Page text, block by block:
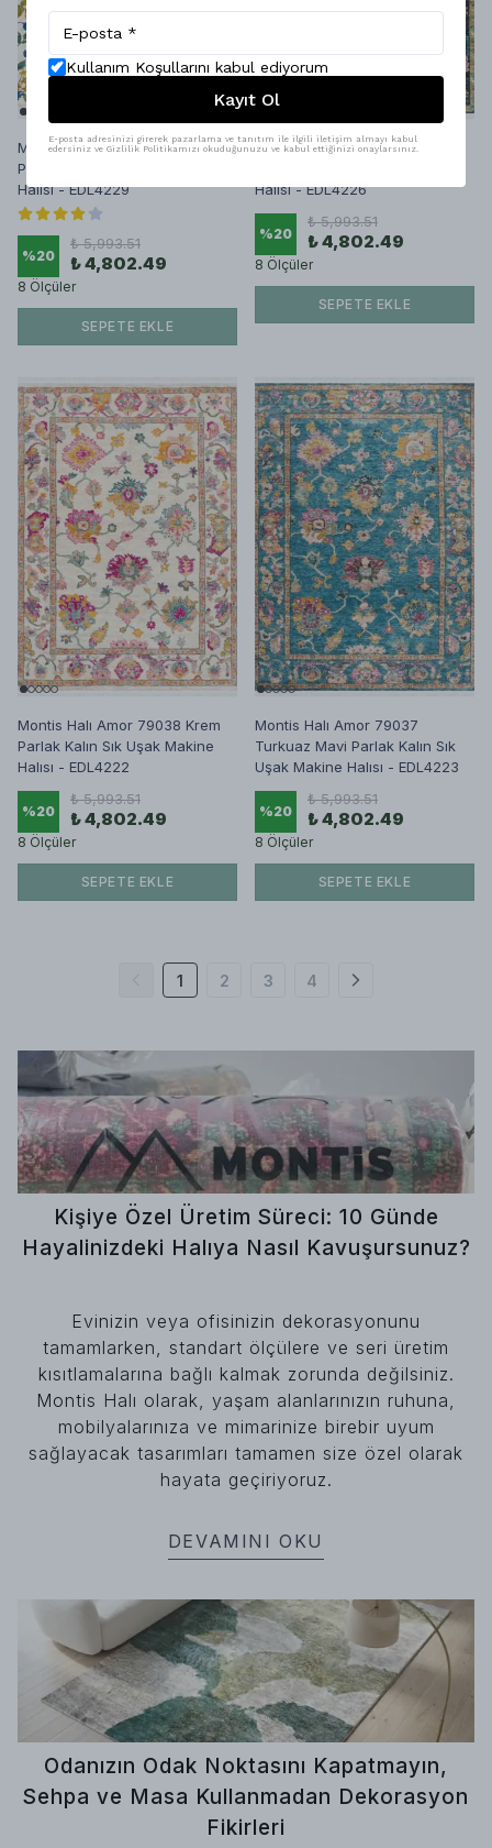
Montis Halı Amor 79040 Beyaz
Parlak Kalın Sık Çiçekli Makine
Halısı - EDL4229
%20
₺ 5,993.51
₺ 4,802.49
8 Ölçüler
SEPETE EKLE
Montis Halı Amor 79039 Siyah
Halısı - EDL4226
%20
₺ 5,993.51
₺ 4,802.49
8 Ölçüler
SEPETE EKLE
Montis Halı Amor 79038 Krem
Parlak Kalın Sık Uşak Makine
Halısı - EDL4222
%20
₺ 5,993.51
₺ 4,802.49
8 Ölçüler
SEPETE EKLE
Montis Halı Amor 79037
Turkuaz Mavi Parlak Kalın Sık
Uşak Makine Halısı - EDL4223
%20
₺ 5,993.51
₺ 4,802.49
8 Ölçüler
SEPETE EKLE
1 2 3 4
Kişiye Özel Üretim Süreci: 10 Günde
Hayalinizdeki Halıya Nasıl Kavuşursunuz?
Evinizin veya ofisinizin dekorasyonunu
tamamlarken, standart ölçülere ve seri üretim
kısıtlamalarına bağlı kalmak zorunda değilsiniz.
Montis Halı olarak, yaşam alanlarınızın ruhuna,
mobilyalarınıza ve mimarinize birebir uyum
sağlayacak tasarımları tamamen size özel olarak
hayata geçiriyoruz.
DEVAMINI OKU
Odanızın Odak Noktasını Kapatmayın,
Sehpa ve Masa Kullanmadan Dekorasyon
Fikirleri
Kullanım Koşullarını kabul ediyorum
Kayıt Ol
E-posta adresinizi girerek pazarlama ve tanıtım ile ilgili iletişim almayı kabul
edersiniz ve Gizlilik Politikamızı okuduğunuzu ve kabul ettiğinizi onaylarsınız.